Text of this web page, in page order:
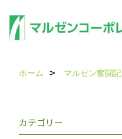
ホーム マルゼン奮闘記
カテゴリー